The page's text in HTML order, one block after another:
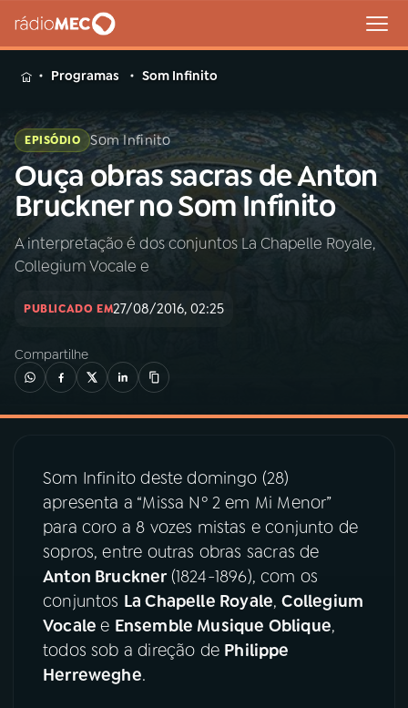
MENU
Buscar
na
Rádio
MEC
Buscar
Início
02A RÁDIO
04PROGRAMAS
05PODCASTS
06VIDEOCASTS
Programas Som Infinito
EPISÓDIO Som Infinito
Ouça obras sacras de Anton
Bruckner no Som Infinito
A interpretação é dos conjuntos La Chapelle Royale,
Collegium Vocale e
PUBLICADO EM27/08/2016, 02:25
Compartilhe
Som Infinito deste domingo (28)
apresenta a “Missa Nº 2 em Mi Menor”
para coro a 8 vozes mistas e conjunto de
sopros, entre outras obras sacras de
Anton Bruckner(1824-1896), com os
conjuntos La Chapelle Royale,Collegium
Vocalee Ensemble Musique Oblique,
todos sob a direção de Philippe
Herreweghe.